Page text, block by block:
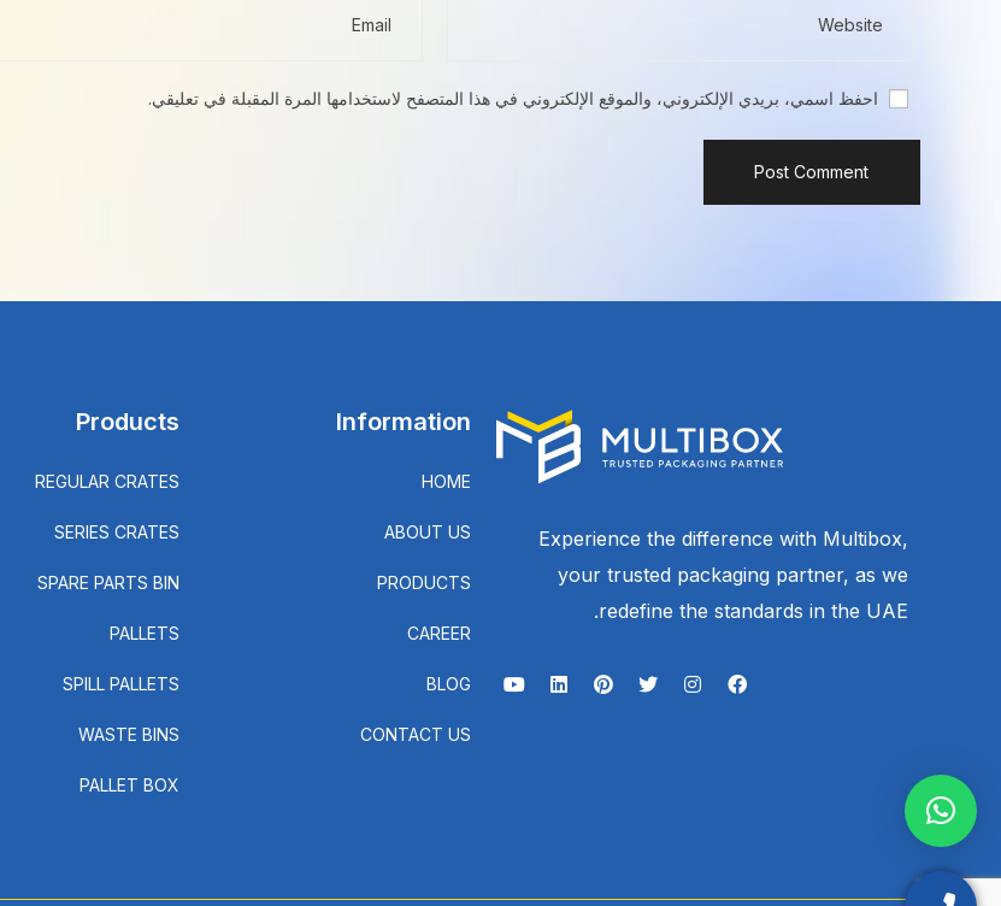
احفظ اسمي، بريدي الإلكتروني، والموقع الإلكتروني في هذا المتصفح لاستخدامها المرة المقبلة في تعليقي.
Experience the difference with Multibox,
your trusted packaging partner, as we
redefine the standards in the UAE.
Information
HOME
ABOUT US
PRODUCTS
CAREER
BLOG
CONTACT US
Products
REGULAR CRATES
SERIES CRATES
SPARE PARTS BIN
PALLETS
SPILL PALLETS
WASTE BINS
PALLET BOX